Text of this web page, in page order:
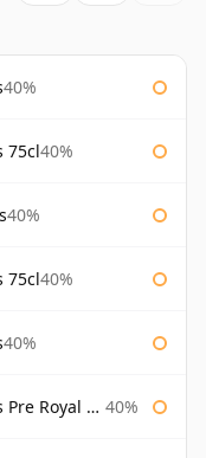
40%
75cl40%
40%
75cl40%
40%
Warrant 40%